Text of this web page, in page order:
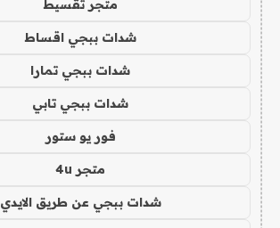
متجر تقسيط
شدات ببجي اقساط
شدات ببجي تمارا
شدات ببجي تابي
فور يو ستور
متجر 4u
شدات ببجي عن طريق الايدي